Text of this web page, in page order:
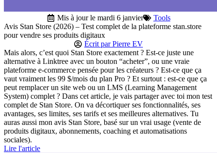
Mis à jour le mardi 6 janvier
Tools
Avis Stan Store (2026) – Test complet de la plateforme stan.store
pour vendre ses produits digitaux
Écrit parPierre EV
Mais alors, c’est quoi Stan Store exactement ? Est-ce juste une
alternative à Linktree avec un bouton “acheter”, ou une vraie
plateforme e-commerce pensée pour les créateurs ? Est-ce que ça
vaut vraiment les 99 $/mois du plan Pro ? Et surtout : est-ce que ça
peut remplacer un site web ou un LMS (Learning Management
System) complet ? Dans cet article, je vais partager avec toi mon test
complet de Stan Store. On va décortiquer ses fonctionnalités, ses
avantages, ses limites, ses tarifs et ses meilleures alternatives. Tu
auras aussi mon avis Stan Store, basé sur un vrai usage (vente de
produits digitaux, abonnements, coaching et automatisations
sociales).
Lire l'article